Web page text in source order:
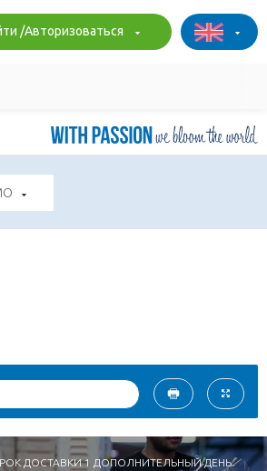
/Авторизоваться
ДОСТАВКИ 1 ДОПОЛНИТЕЛЬНЫЙ ДЕНЬ